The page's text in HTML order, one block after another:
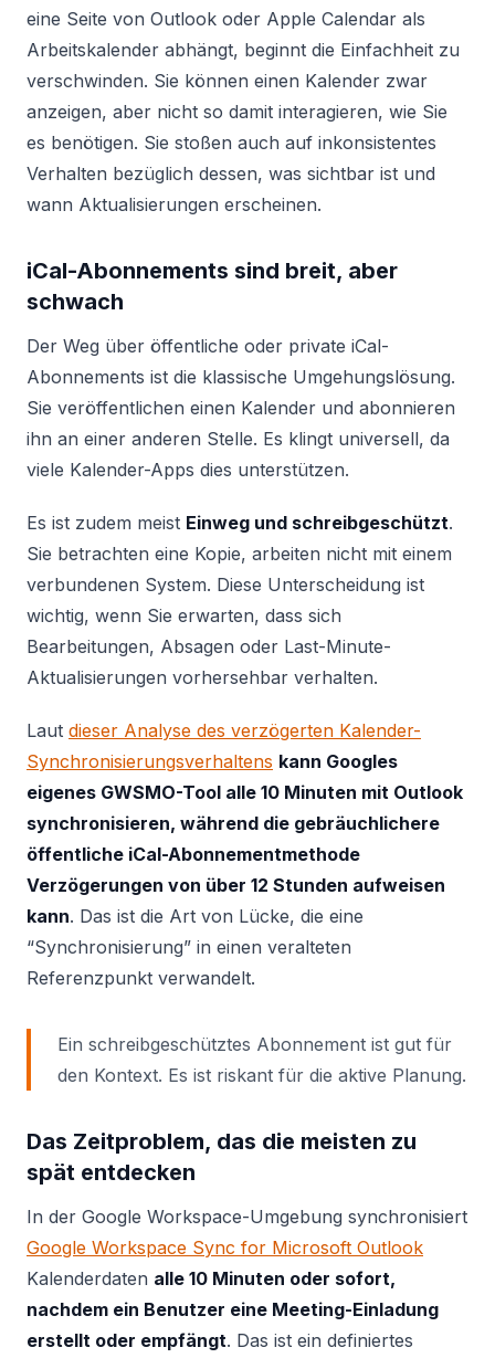
eine Seite von Outlook oder Apple Calendar als
Arbeitskalender abhängt, beginnt die Einfachheit zu
verschwinden. Sie können einen Kalender zwar
anzeigen, aber nicht so damit interagieren, wie Sie
es benötigen. Sie stoßen auch auf inkonsistentes
Verhalten bezüglich dessen, was sichtbar ist und
wann Aktualisierungen erscheinen.
iCal-Abonnements sind breit, aber
schwach
Der Weg über öffentliche oder private iCal-
Abonnements ist die klassische Umgehungslösung.
Sie veröffentlichen einen Kalender und abonnieren
ihn an einer anderen Stelle. Es klingt universell, da
viele Kalender-Apps dies unterstützen.
Es ist zudem meist Einweg und schreibgeschützt.
Sie betrachten eine Kopie, arbeiten nicht mit einem
verbundenen System. Diese Unterscheidung ist
wichtig, wenn Sie erwarten, dass sich
Bearbeitungen, Absagen oder Last-Minute-
Aktualisierungen vorhersehbar verhalten.
Laut dieser Analyse des verzögerten Kalender-
Synchronisierungsverhaltens kann Googles
eigenes GWSMO-Tool alle 10 Minuten mit Outlook
synchronisieren, während die gebräuchlichere
öffentliche iCal-Abonnementmethode
Verzögerungen von über 12 Stunden aufweisen
kann. Das ist die Art von Lücke, die eine
“Synchronisierung” in einen veralteten
Referenzpunkt verwandelt.
Ein schreibgeschütztes Abonnement ist gut für
den Kontext. Es ist riskant für die aktive Planung.
Das Zeitproblem, das die meisten zu
spät entdecken
In der Google Workspace-Umgebung synchronisiert
Google Workspace Sync for Microsoft Outlook
Kalenderdaten alle 10 Minuten oder sofort,
nachdem ein Benutzer eine Meeting-Einladung
erstellt oder empfängt. Das ist ein definiertes